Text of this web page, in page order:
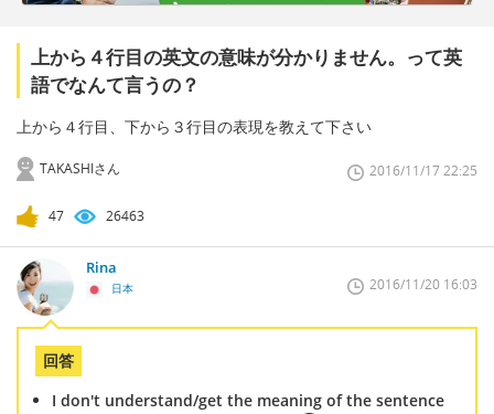
上から４行目の英文の意味が分かりません。って英
語でなんて言うの？
上から４行目、下から３行目の表現を教えて下さい
TAKASHIさん 2016/11/17 22:25
47 26463
Rina
日本 2016/11/20 16:03
回答
I don't understand/get the meaning of the sentence